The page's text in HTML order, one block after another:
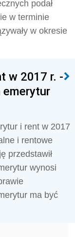
podał
w terminie
w okresie
w 2017 r. -
emerytur
i rent w 2017
i rentowe
przedstawił
wynosi
ma być